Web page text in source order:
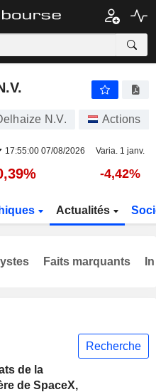
N.V. Actions
17:55:00 07/08/2026 Varia. 1 janv.
-4,42%
Actualités
Recherche
de la
de SpaceX,
Faits marquants